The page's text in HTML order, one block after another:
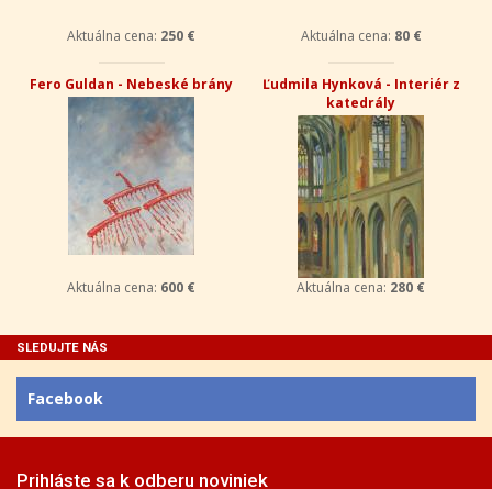
Aktuálna cena: 250 € Aktuálna cena: 80 €
Fero Guldan - Nebeské brány
Aktuálna cena: 600 €
Ľudmila Hynková - Interiér z
katedrály
Aktuálna cena: 280 €
SLEDUJTE NÁS
Facebook
Prihláste sa k odberu noviniek